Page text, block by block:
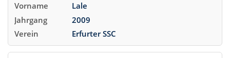
Lale
2009
Erfurter SSC